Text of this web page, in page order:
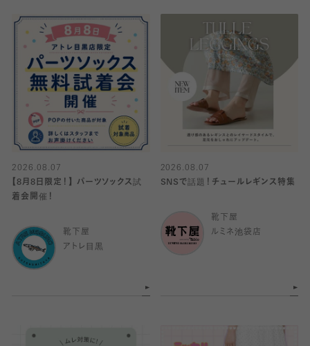
2026.08.07
【8月8日限定！】 パーツソックス試
着会開催！
靴下屋
アトレ目黒
2026.08.07
SNSで話題！チュールレギンス特集
靴下屋
ルミネ池袋店